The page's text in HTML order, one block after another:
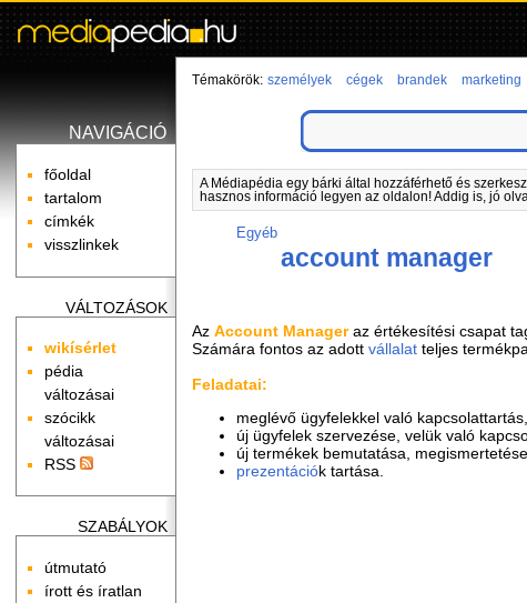
NAVIGÁCIÓ
főoldal
tartalom
címkék
visszlinkek
VÁLTOZÁSOK
wikísérlet
pédia
változásai
szócikk
változásai
RSS
SZABÁLYOK
útmutató
írott és íratlan
Témakörök: személyek cégek brandek marketing
A Médiapédia egy bárki által hozzáférhető és
hasznos információ legyen az oldalon! Addig is, jó
Egyéb
account manager
AzAccount Manageraz értékesítési csapat
Számára fontos az adottvállalat teljes
Feladatai:
meglévő ügyfelekkel való kapcsolattartás,
új ügyfelek szervezése, velük való
új termékek bemutatása,
prezentációk tartása.